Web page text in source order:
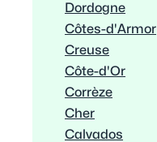
Dordogne
Côtes-d'Armor
Creuse
Côte-d'Or
Corrèze
Cher
Calvados